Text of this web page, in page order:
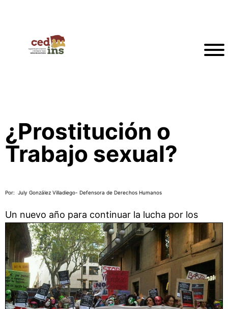
¿Prostitución o
Trabajo sexual?
Por: July González Villadiego- Defensora de Derechos Humanos
Un nuevo año para continuar la lucha por los